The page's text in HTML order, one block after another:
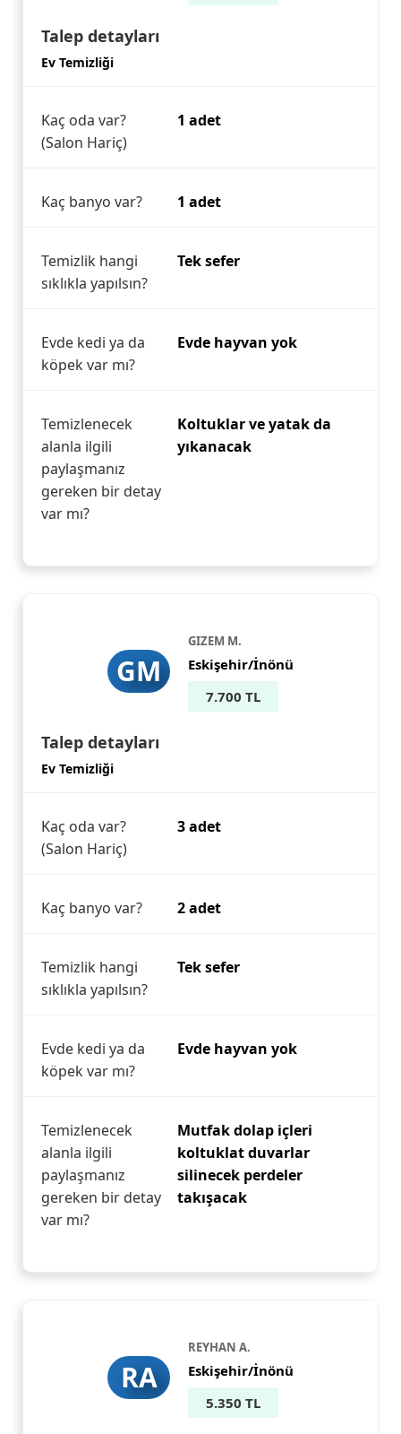
Talep detayları
Ev Temizliği
Kaç oda var?
(Salon Hariç)
1 adet
Kaç banyo var? 1 adet
Temizlik hangi
sıklıkla yapılsın?
Tek sefer
Evde kedi ya da
köpek var mı?
Evde hayvan yok
Temizlenecek
alanla ilgili
paylaşmanız
gereken bir detay
var mı?
Koltuklar ve yatak da
yıkanacak
GM
GIZEM M.
Eskişehir/İnönü
7.700 TL
Talep detayları
Ev Temizliği
Kaç oda var?
(Salon Hariç)
3 adet
Kaç banyo var? 2 adet
Temizlik hangi
sıklıkla yapılsın?
Tek sefer
Evde kedi ya da
köpek var mı?
Evde hayvan yok
Temizlenecek
alanla ilgili
paylaşmanız
gereken bir detay
var mı?
Mutfak dolap içleri
koltuklat duvarlar
silinecek perdeler
takışacak
RA
REYHAN A.
Eskişehir/İnönü
5.350 TL